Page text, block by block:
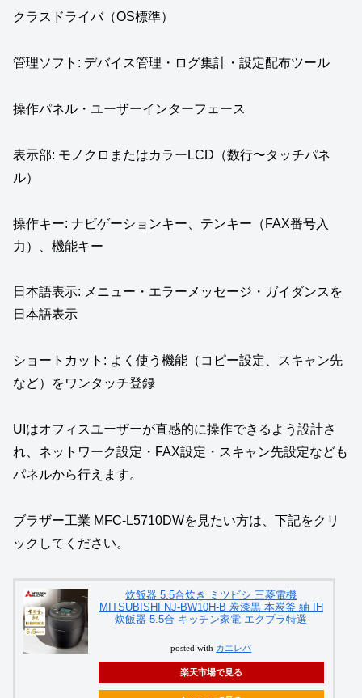
クラスドライバ（OS標準）
管理ソフト: デバイス管理・ログ集計・設定配布ツール
操作パネル・ユーザーインターフェース
表示部: モノクロまたはカラーLCD（数行〜タッチパネ
ル）
操作キー: ナビゲーションキー、テンキー（FAX番号入
力）、機能キー
日本語表示: メニュー・エラーメッセージ・ガイダンスを
日本語表示
ショートカット: よく使う機能（コピー設定、スキャン先
など）をワンタッチ登録
UIはオフィスユーザーが直感的に操作できるよう設計さ
れ、ネットワーク設定・FAX設定・スキャン先設定なども
パネルから行えます。
ブラザー工業 MFC-L5710DWを見たい方は、下記をクリ
ックしてください。
炊飯器 5.5合炊き ミツビシ 三菱電機
MITSUBISHI NJ-BW10H-B 炭漆黒 本炭釜 紬 IH
炊飯器 5.5合 キッチン家電 エクプラ特選
posted with カエレバ
楽天市場で見る